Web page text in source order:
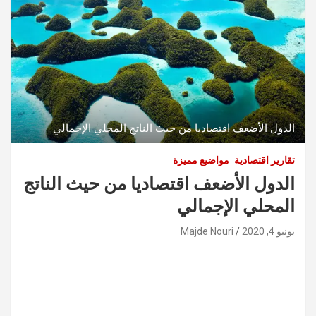
الدول الأضعف اقتصاديا من حيث الناتج المحلي الإجمالي
تقارير اقتصادية مواضيع مميزة
الدول الأضعف اقتصاديا من حيث الناتج
المحلي الإجمالي
يونيو 4, 2020 Majde Nouri